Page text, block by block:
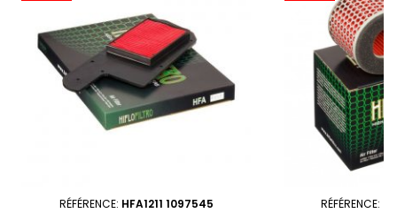
RÉFÉRENCE: HFA1211 1097545 RÉFÉRENCE: